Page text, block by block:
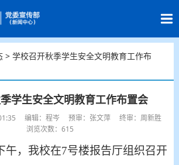
> 学校召开秋季学生安全文明教育工作布
学生安全文明教育工作布置会
编辑：程岑 预审：张文萍 终审：周新胜
浏览次数：615
， 我校在7号楼报告厅组织召开